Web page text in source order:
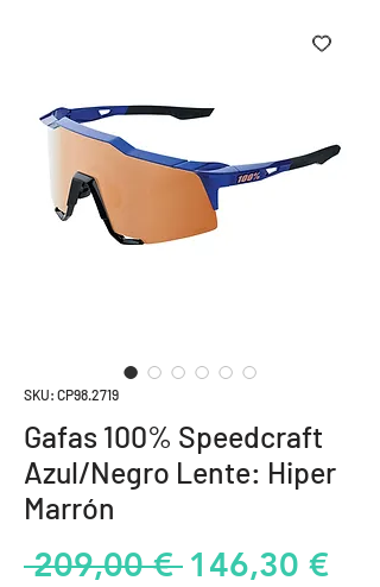
SKU: CP98.2719
Gafas 100% Speedcraft
Azul/Negro Lente: Hiper
Marrón
209,00 € Precio
146,30 €